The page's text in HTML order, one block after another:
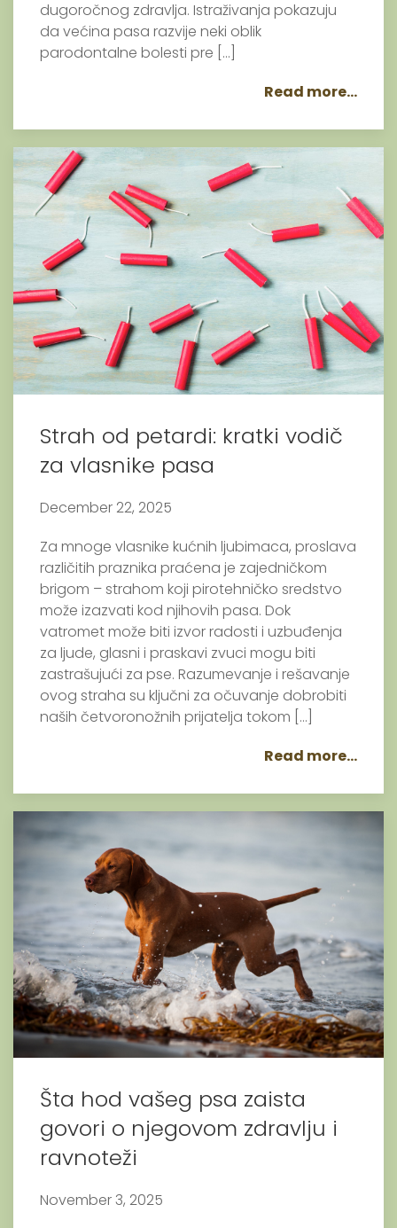
dugoročnog zdravlja. Istraživanja pokazuju
da većina pasa razvije neki oblik
parodontalne bolesti pre […]
Read more...
Strah od petardi: kratki vodič
za vlasnike pasa
December 22, 2025
Za mnoge vlasnike kućnih ljubimaca, proslava
različitih praznika praćena je zajedničkom
brigom – strahom koji pirotehničko sredstvo
može izazvati kod njihovih pasa. Dok
vatromet može biti izvor radosti i uzbuđenja
za ljude, glasni i praskavi zvuci mogu biti
zastrašujući za pse. Razumevanje i rešavanje
ovog straha su ključni za očuvanje dobrobiti
naših četvoronožnih prijatelja tokom […]
Read more...
Šta hod vašeg psa zaista
govori o njegovom zdravlju i
ravnoteži
November 3, 2025